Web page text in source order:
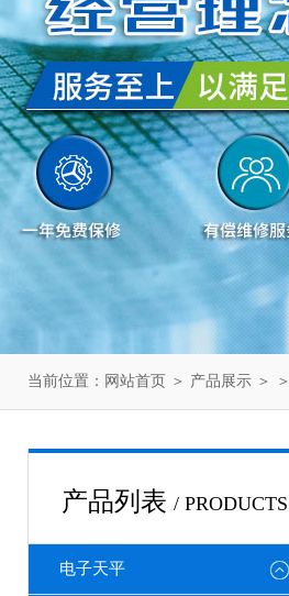
当前位置： 网站首页 ＞ 产品展示 ＞ ＞
产品列表 / PRODUCTS
电子天平